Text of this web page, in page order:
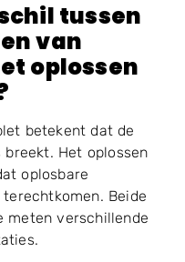
tussen
van
oplossen
betekent dat de
Het oplossen
oplosbare
Beide
meten verschillende